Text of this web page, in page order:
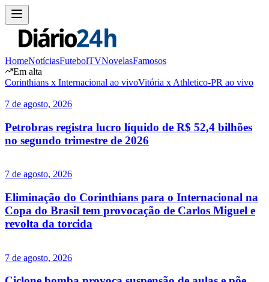
HomeNotíciasFutebolTVNovelasFamosos
Em alta
Corinthians x Internacional ao vivoVitória x Athletico-PR ao vivo
7 de agosto, 2026
Petrobras registra lucro líquido de R$ 52,4 bilhões
no segundo trimestre de 2026
7 de agosto, 2026
Eliminação do Corinthians para o Internacional na
Copa do Brasil tem provocação de Carlos Miguel e
revolta da torcida
7 de agosto, 2026